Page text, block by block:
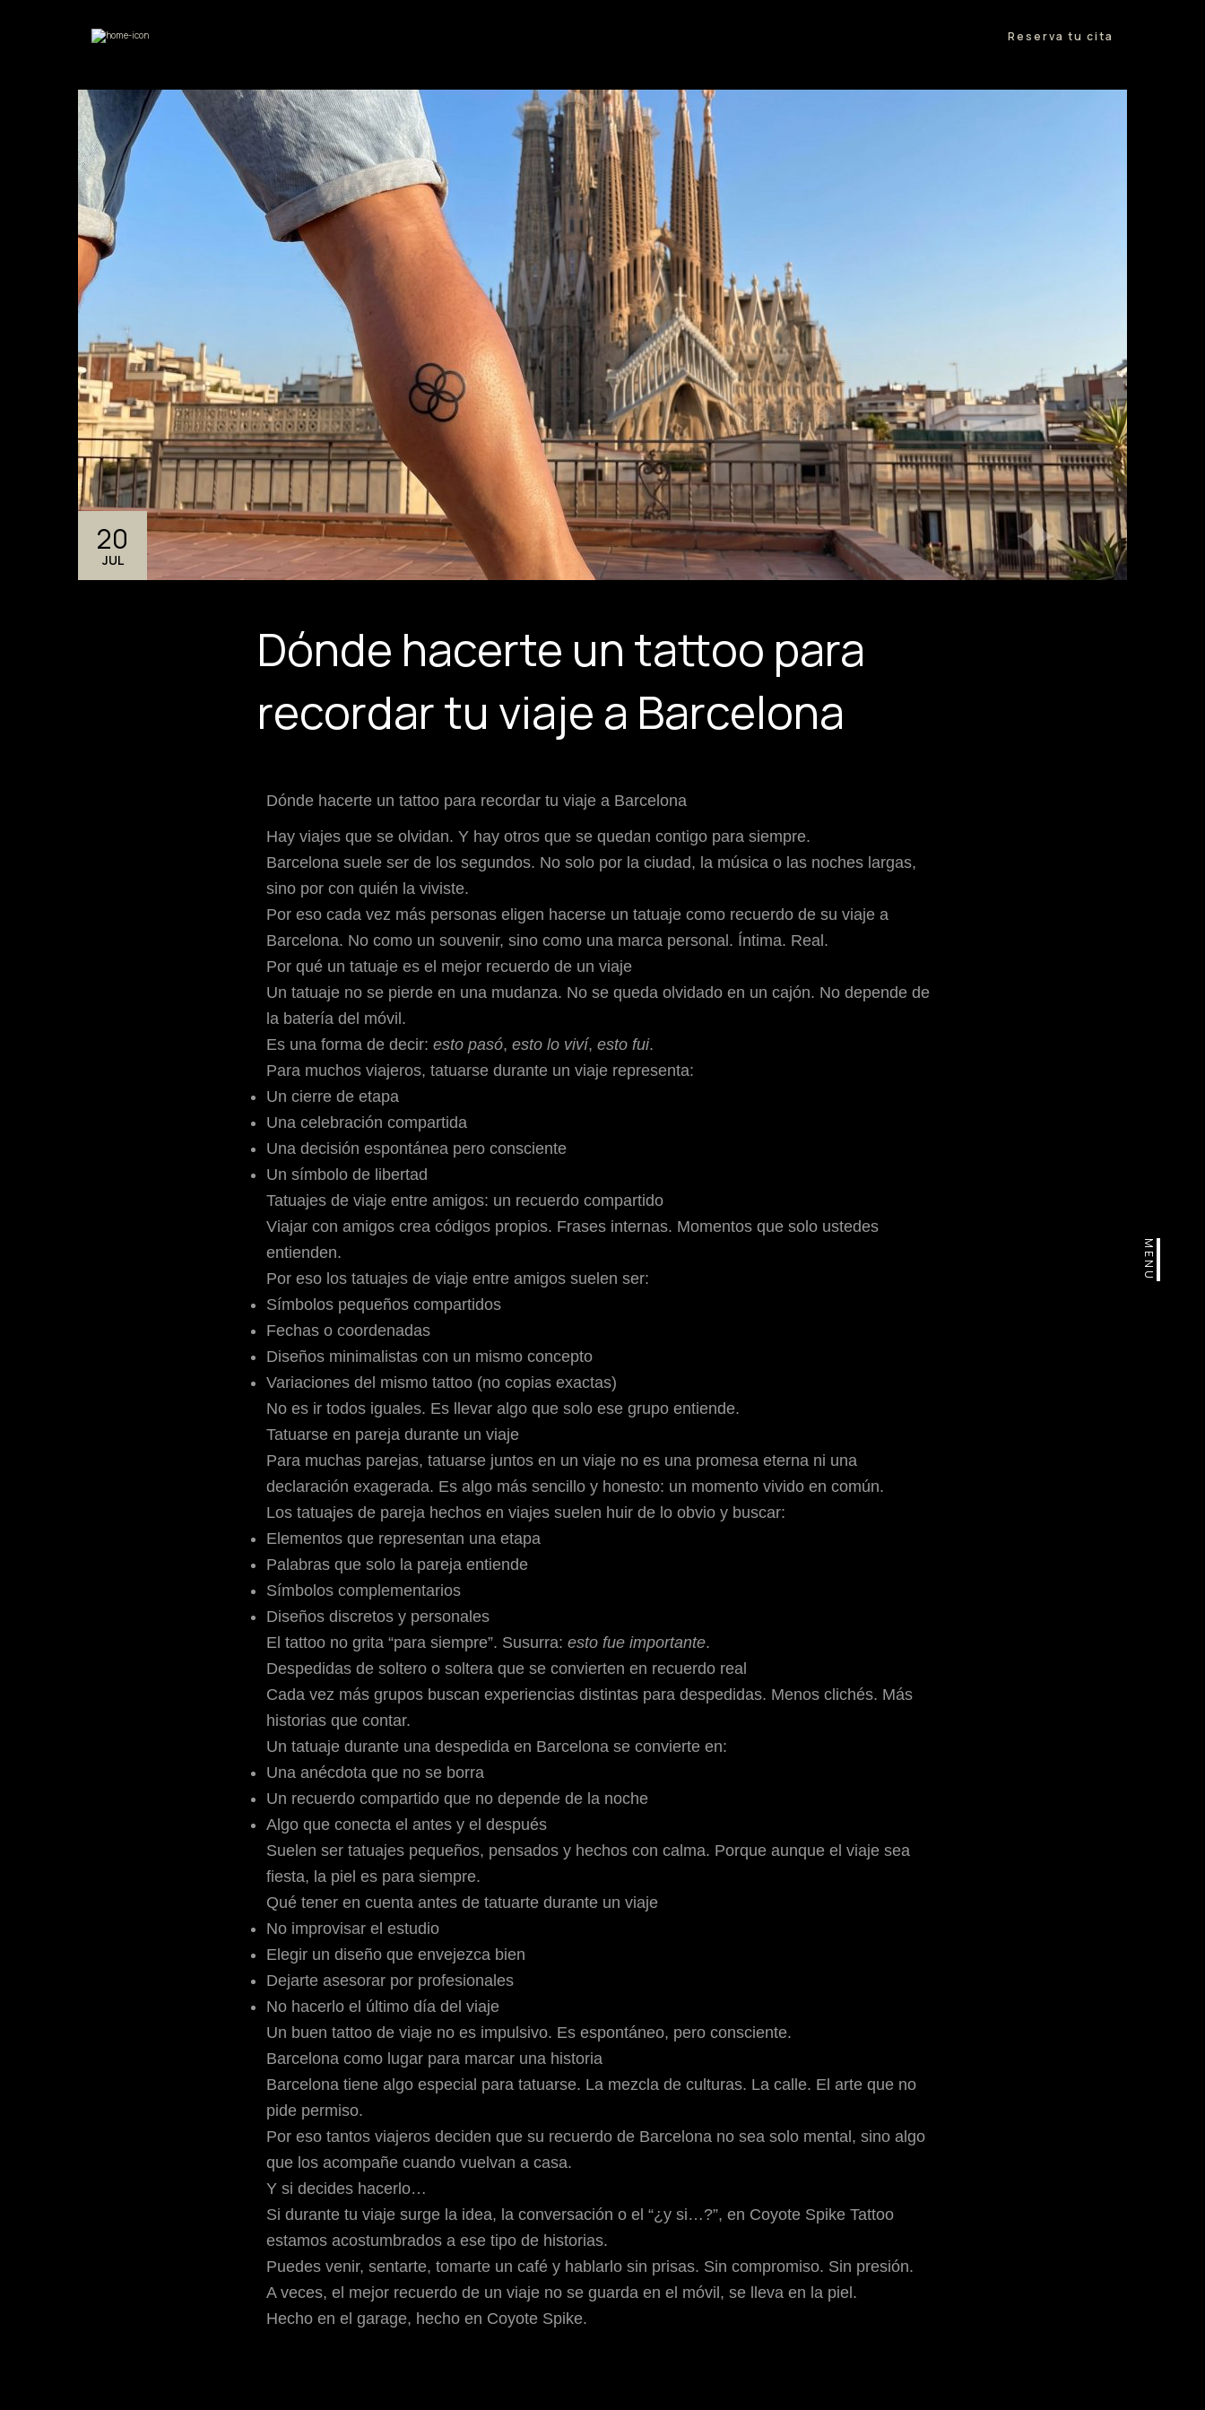
Reserva tu cita
MENU
20
JUL
Dónde hacerte un tattoo para
recordar tu viaje a Barcelona
Dónde hacerte un tattoo para recordar tu viaje a Barcelona
Hay viajes que se olvidan. Y hay otros que se quedan contigo para siempre.
Barcelona suele ser de los segundos. No solo por la ciudad, la música o las noches largas,
sino por con quién la viviste.
Por eso cada vez más personas eligen hacerse un tatuaje como recuerdo de su viaje a
Barcelona. No como un souvenir, sino como una marca personal. Íntima. Real.
Por qué un tatuaje es el mejor recuerdo de un viaje
Un tatuaje no se pierde en una mudanza. No se queda olvidado en un cajón. No depende de
la batería del móvil.
Es una forma de decir: esto pasó, esto lo viví, esto fui.
Para muchos viajeros, tatuarse durante un viaje representa:
Un cierre de etapa
Una celebración compartida
Una decisión espontánea pero consciente
Un símbolo de libertad
Tatuajes de viaje entre amigos: un recuerdo compartido
Viajar con amigos crea códigos propios. Frases internas. Momentos que solo ustedes
entienden.
Por eso los tatuajes de viaje entre amigos suelen ser:
Símbolos pequeños compartidos
Fechas o coordenadas
Diseños minimalistas con un mismo concepto
Variaciones del mismo tattoo (no copias exactas)
No es ir todos iguales. Es llevar algo que solo ese grupo entiende.
Tatuarse en pareja durante un viaje
Para muchas parejas, tatuarse juntos en un viaje no es una promesa eterna ni una
declaración exagerada. Es algo más sencillo y honesto: un momento vivido en común.
Los tatuajes de pareja hechos en viajes suelen huir de lo obvio y buscar:
Elementos que representan una etapa
Palabras que solo la pareja entiende
Símbolos complementarios
Diseños discretos y personales
El tattoo no grita “para siempre”. Susurra: esto fue importante.
Despedidas de soltero o soltera que se convierten en recuerdo real
Cada vez más grupos buscan experiencias distintas para despedidas. Menos clichés. Más
historias que contar.
Un tatuaje durante una despedida en Barcelona se convierte en:
Una anécdota que no se borra
Un recuerdo compartido que no depende de la noche
Algo que conecta el antes y el después
Suelen ser tatuajes pequeños, pensados y hechos con calma. Porque aunque el viaje sea
fiesta, la piel es para siempre.
Qué tener en cuenta antes de tatuarte durante un viaje
No improvisar el estudio
Elegir un diseño que envejezca bien
Dejarte asesorar por profesionales
No hacerlo el último día del viaje
Un buen tattoo de viaje no es impulsivo. Es espontáneo, pero consciente.
Barcelona como lugar para marcar una historia
Barcelona tiene algo especial para tatuarse. La mezcla de culturas. La calle. El arte que no
pide permiso.
Por eso tantos viajeros deciden que su recuerdo de Barcelona no sea solo mental, sino algo
que los acompañe cuando vuelvan a casa.
Y si decides hacerlo…
Si durante tu viaje surge la idea, la conversación o el “¿y si…?”, en Coyote Spike Tattoo
estamos acostumbrados a ese tipo de historias.
Puedes venir, sentarte, tomarte un café y hablarlo sin prisas. Sin compromiso. Sin presión.
A veces, el mejor recuerdo de un viaje no se guarda en el móvil, se lleva en la piel.
Hecho en el garage, hecho en Coyote Spike.